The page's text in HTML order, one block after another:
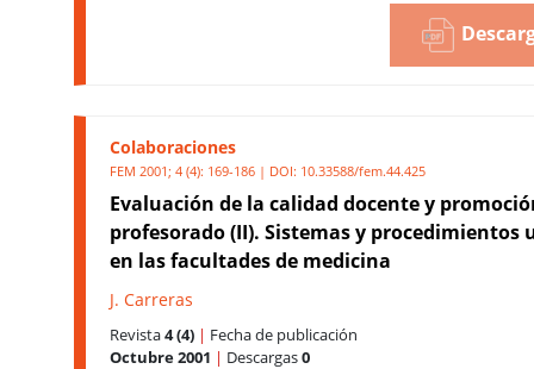
Colaboraciones
FEM 2001; 4 (4): 169-186 | DOI: 10.33588/fem.44.425
Evaluación de la calidad docente y
profesorado (II). Sistemas y procedimientos
en las facultades de medicina
J. Carreras
Revista4 (4) | Fecha de publicación
Octubre 2001 | Descargas0